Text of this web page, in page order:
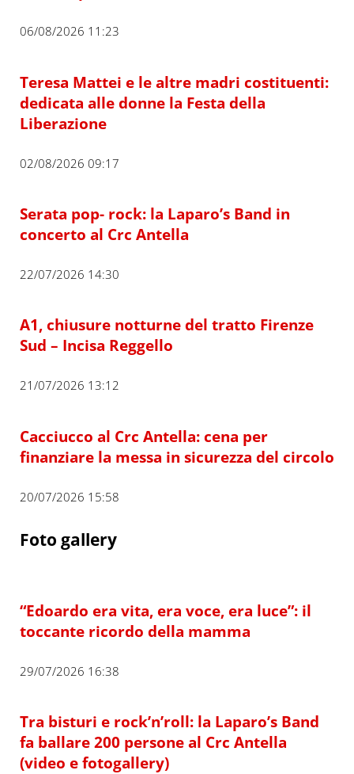
06/08/2026 11:23
Teresa Mattei e le altre madri costituenti:
dedicata alle donne la Festa della
Liberazione
02/08/2026 09:17
Serata pop- rock: la Laparo’s Band in
concerto al Crc Antella
22/07/2026 14:30
A1, chiusure notturne del tratto Firenze
Sud – Incisa Reggello
21/07/2026 13:12
Cacciucco al Crc Antella: cena per
finanziare la messa in sicurezza del circolo
20/07/2026 15:58
Foto gallery
“Edoardo era vita, era voce, era luce”: il
toccante ricordo della mamma
29/07/2026 16:38
Tra bisturi e rock’n’roll: la Laparo’s Band
fa ballare 200 persone al Crc Antella
(video e fotogallery)